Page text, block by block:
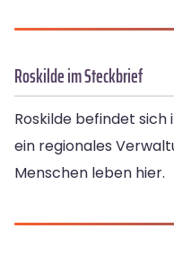
Roskilde im Steckbrief
Roskilde befindet sich
ein regionales
Menschen leben hier.